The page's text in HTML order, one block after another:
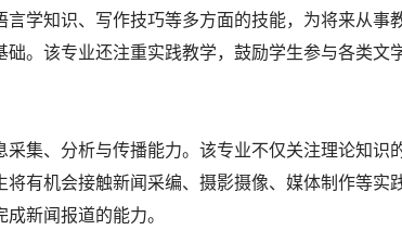
学知识、写作技巧等多方面的技能，为将来从事
。该专业还注重实践教学，鼓励学生参与各类文
集、分析与传播能力。该专业不仅关注理论知识
有机会接触新闻采编、摄影摄像、媒体制作等实
新闻报道的能力。